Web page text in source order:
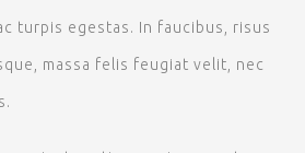
turpis egestas. In faucibus, risus
massa felis feugiat velit, nec